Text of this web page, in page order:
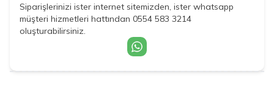
Siparişlerinizi ister internet sitemizden, ister whatsapp
müşteri hizmetleri hattından 0554 583 3214
oluşturabilirsiniz.